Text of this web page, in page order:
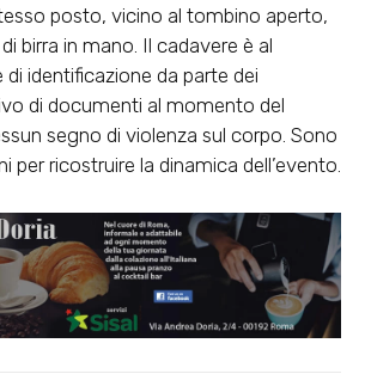
posto, vicino al tombino aperto,
birra in mano. Il cadavere è al
identificazione da parte dei
di documenti al momento del
segno di violenza sul corpo. Sono
per ricostruire la dinamica dell’evento.